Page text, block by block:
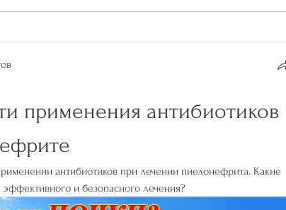
применения антибиотиков
антибиотиков при лечении пиелонефрита. Какие
и безопасного лечения?